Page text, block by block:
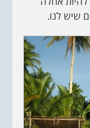
שיש לנו.